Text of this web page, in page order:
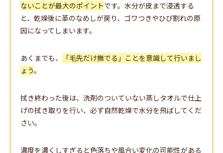
ないことが最大のポイントです。水分が皮まで浸透する
と、乾燥後に革のなめしが戻り、ゴワつきやひび割れの原
因になってしまいます。
あくまでも、
「毛先だけ撫でる」ことを意識して行いまし
ょう。
拭き終わった後は、洗剤のついていない蒸しタオルで仕上
げの拭き取りを行い、必ず自然乾燥で水分を飛ばしてくだ
さい。
濃度を濃くしすぎると色落ちや風合い変化の可能性がある